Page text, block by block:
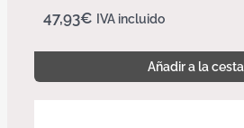
47,93€ IVA incluido
Añadir a la cesta